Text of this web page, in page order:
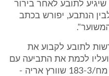
לתובע לאחר בירור
הנתבע, יפורש בכתב
לתובע לקבוע את
ועליו לכמת את התביעה עם
הגשתה (ראה לעניין זה דב"ע מח/183-3 שוורץ אריה -